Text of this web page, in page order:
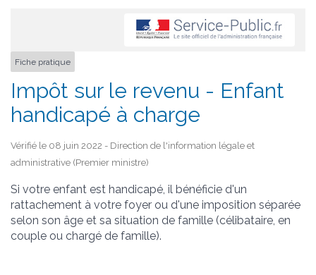
Fiche pratique
Impôt sur le revenu - Enfant
handicapé à charge
Vérifié le 08 juin 2022 - Direction de l'information légale et
administrative (Premier ministre)
Si votre enfant est handicapé, il bénéficie d'un
rattachement à votre foyer ou d'une imposition séparée
selon son âge et sa situation de famille (célibataire, en
couple ou chargé de famille).